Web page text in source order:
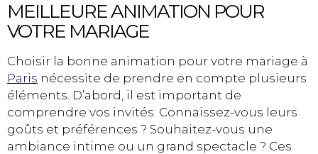
MEILLEURE ANIMATION POUR
VOTRE MARIAGE
Choisir la bonne animation pour votre mariage à
Paris nécessite de prendre en compte plusieurs
éléments. D’abord, il est important de
comprendre vos invités. Connaissez-vous leurs
goûts et préférences ? Souhaitez-vous une
ambiance intime ou un grand spectacle ? Ces